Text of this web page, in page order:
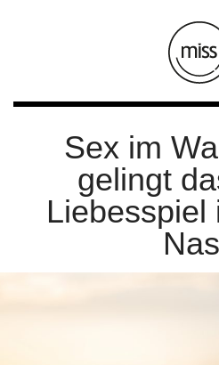
Sex im
gelingt
Liebesspiel